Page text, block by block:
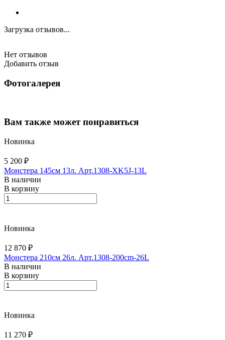
Загрузка отзывов...
Нет отзывов
Добавить отзыв
Фотогалерея
Вам также может понравиться
Новинка
5 200 ₽
Монстера 145см 13л. Арт.1308-XK5J-13L
В наличии
В корзину
Новинка
12 870 ₽
Монстера 210см 26л. Арт.1308-200cm-26L
В наличии
В корзину
Новинка
11 270 ₽